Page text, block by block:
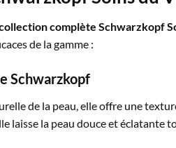
complète Schwarzkopf
de la gamme :
Schwarzkopf
de la peau, elle offre une
laisse la peau douce et éclatante